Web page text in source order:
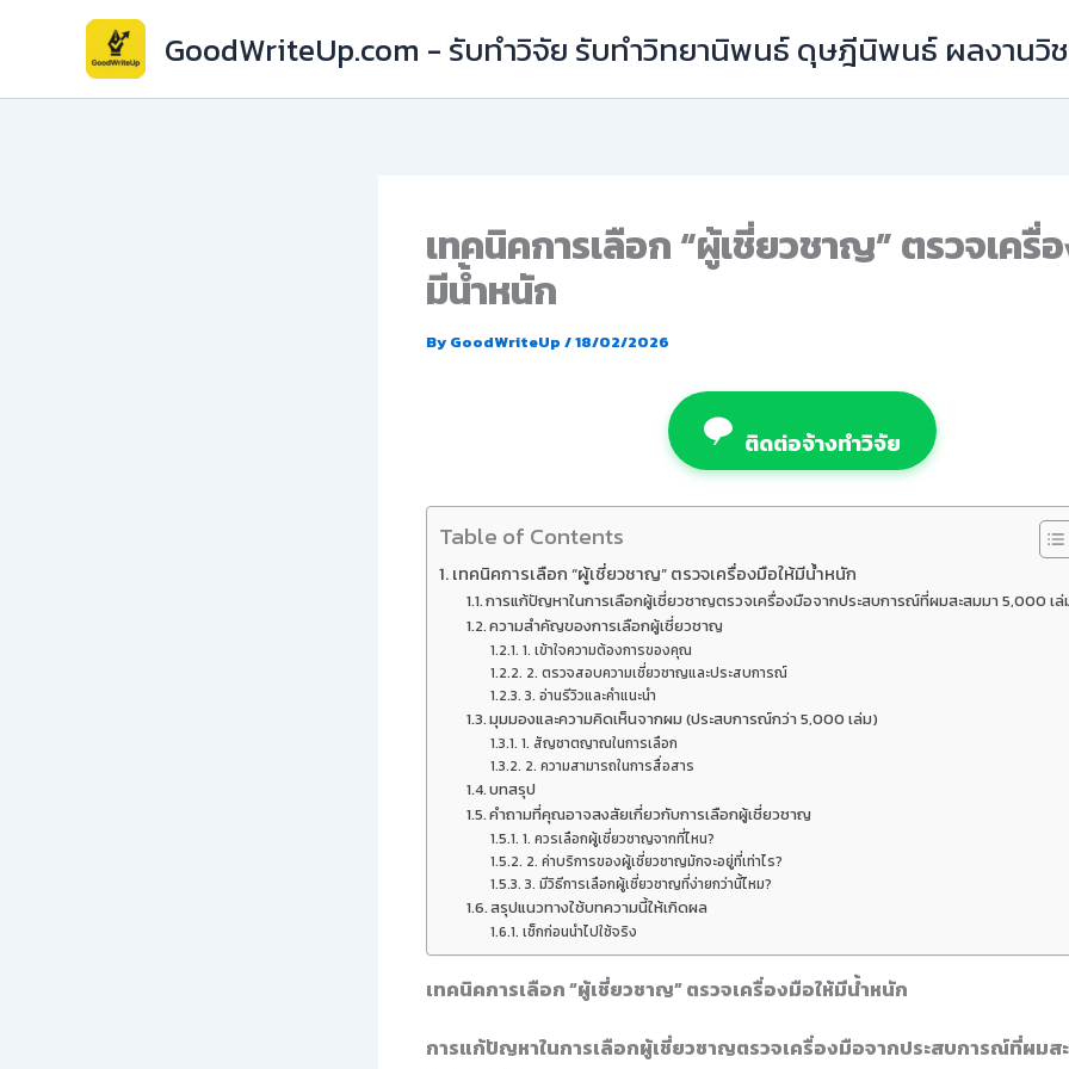
GoodWriteUp.com - รับทำวิจัย รับทำวิทยานิพนธ์ ดุษฎีนิพนธ์ ผลงานวิช
เทคนิคการเลือก “ผู้เชี่ยวชาญ” ตรวจเครื่
มีน้ำหนัก
By GoodWriteUp /18/02/2026
ติดต่อจ้างทำวิจัย
Table of Contents
เทคนิคการเลือก “ผู้เชี่ยวชาญ” ตรวจเครื่องมือให้มีน้ำหนัก
การแก้ปัญหาในการเลือกผู้เชี่ยวชาญตรวจเครื่องมือจากประสบการณ์ที่ผมสะสมมา 5,000 เล่
ความสำคัญของการเลือกผู้เชี่ยวชาญ
1. เข้าใจความต้องการของคุณ
2. ตรวจสอบความเชี่ยวชาญและประสบการณ์
3. อ่านรีวิวและคำแนะนำ
มุมมองและความคิดเห็นจากผม (ประสบการณ์กว่า 5,000 เล่ม)
1. สัญชาตญาณในการเลือก
2. ความสามารถในการสื่อสาร
บทสรุป
คำถามที่คุณอาจสงสัยเกี่ยวกับการเลือกผู้เชี่ยวชาญ
1. ควรเลือกผู้เชี่ยวชาญจากที่ไหน?
2. ค่าบริการของผู้เชี่ยวชาญมักจะอยู่ที่เท่าไร?
3. มีวิธีการเลือกผู้เชี่ยวชาญที่ง่ายกว่านี้ไหม?
สรุปแนวทางใช้บทความนี้ให้เกิดผล
เช็กก่อนนำไปใช้จริง
เทคนิคการเลือก “ผู้เชี่ยวชาญ” ตรวจเครื่องมือให้มีน้ำหนัก
การแก้ปัญหาในการเลือกผู้เชี่ยวชาญตรวจเครื่องมือจากประสบการณ์ที่ผมส